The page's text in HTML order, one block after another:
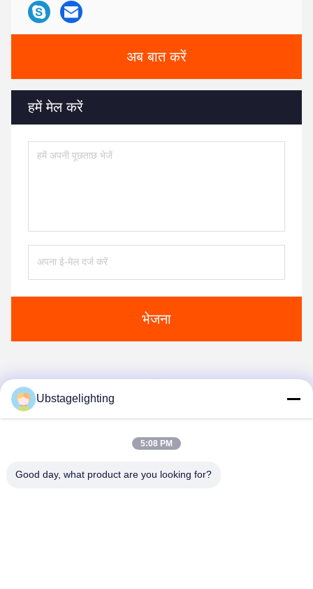
अब बात करें
हमें मेल करें
भेजना
Ubstagelighting
5:08 PM
Good day, what product are you looking for?